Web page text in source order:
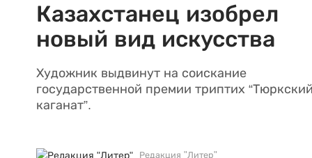
Казахстанец изобрел
новый вид искусства
Художник выдвинут на соискание
государственной премии триптих
каганат”.
Редакция "Литер"